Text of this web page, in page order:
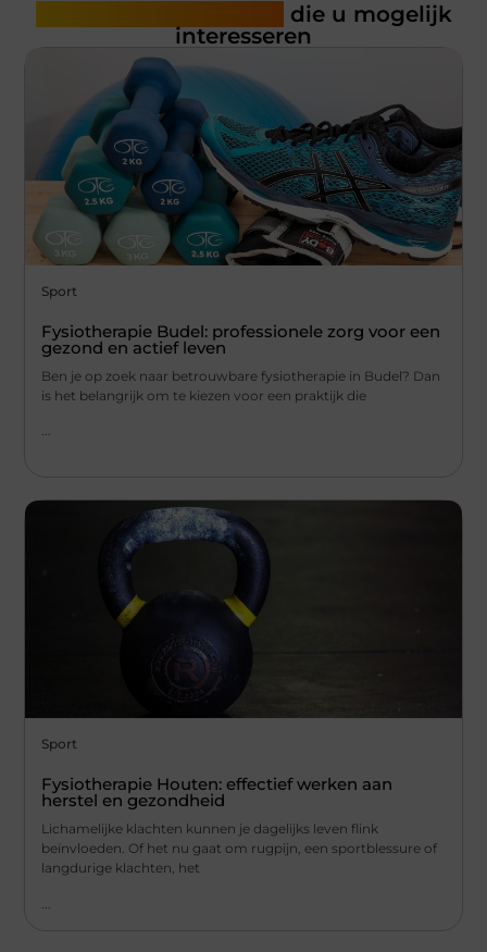
die u mogelijk
interesseren
Sport
Fysiotherapie Budel: professionele zorg voor een
gezond en actief leven
Ben je op zoek naar betrouwbare fysiotherapie in Budel? Dan
is het belangrijk om te kiezen voor een praktijk die
...
Sport
Fysiotherapie Houten: effectief werken aan
herstel en gezondheid
Lichamelijke klachten kunnen je dagelijks leven flink
beïnvloeden. Of het nu gaat om rugpijn, een sportblessure of
langdurige klachten, het